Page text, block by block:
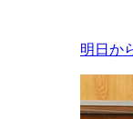
明日か